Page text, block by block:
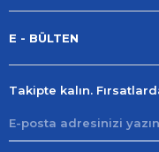
E - BÜLTEN
Takipte kalın.